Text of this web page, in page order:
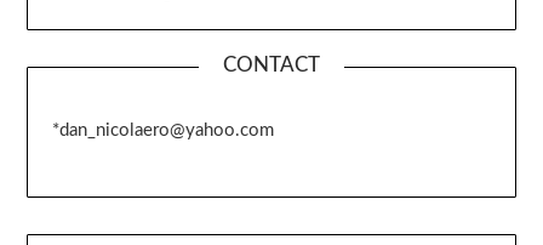
CONTACT
*dan_nicolaero@yahoo.com